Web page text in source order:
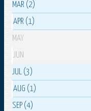
MAR (2)
APR (1)
MAY
JUN
JUL (3)
AUG (1)
SEP (4)